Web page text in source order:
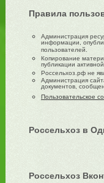
Правила
Администрация
информации,
пользователей.
Копирование
публикации
Россельхоз.рф не
Администрация
документов,
Пользовательское
Россельхоз в
Россельхоз